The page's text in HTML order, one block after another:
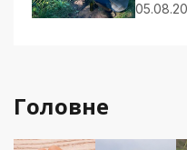
Головне